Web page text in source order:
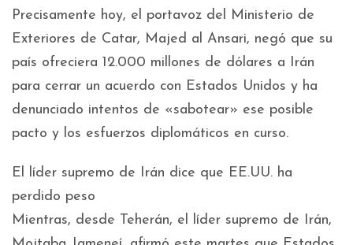
Precisamente hoy, el portavoz del Ministerio de
Exteriores de Catar, Majed al Ansari, negó que su
país ofreciera 12.000 millones de dólares a Irán
para cerrar un acuerdo con Estados Unidos y ha
denunciado intentos de «sabotear» ese posible
pacto y los esfuerzos diplomáticos en curso.
El líder supremo de Irán dice que EE.UU. ha
perdido peso
Mientras, desde Teherán, el líder supremo de Irán,